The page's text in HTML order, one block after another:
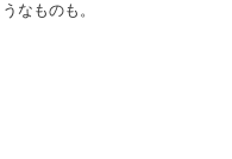
なものも。